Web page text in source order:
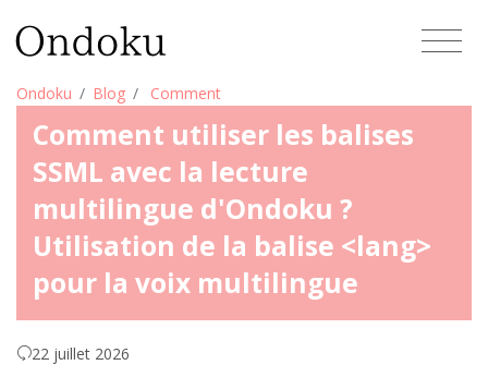
Ondoku Blog Comment
Comment utiliser les balises
SSML avec la lecture
multilingue d'Ondoku ?
Utilisation de la balise <lang>
pour la voix multilingue
22 juillet 2026